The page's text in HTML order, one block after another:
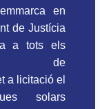
en
de Justícia
a tots els
de
a licitació el
solars